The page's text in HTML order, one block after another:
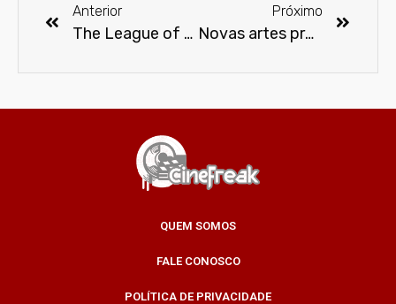
Anterior
The League of Extraordinary Gentlemen será uma série de TV
Próximo
Novas artes promocionais de Batman v Superman
QUEM SOMOS
FALE CONOSCO
POLÍTICA DE PRIVACIDADE